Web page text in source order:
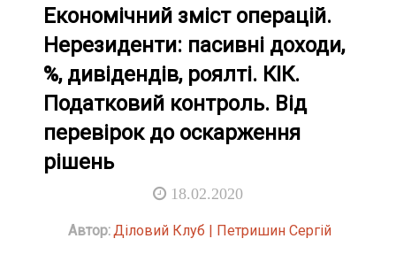
Економічний зміст операцій.
Нерезиденти: пасивні доходи,
%, дивідендів, роялті. КІК.
Податковий контроль. Від
перевірок до оскарження
рішень
18.02.2020
Автор:Діловий Клуб | Петришин Сергій